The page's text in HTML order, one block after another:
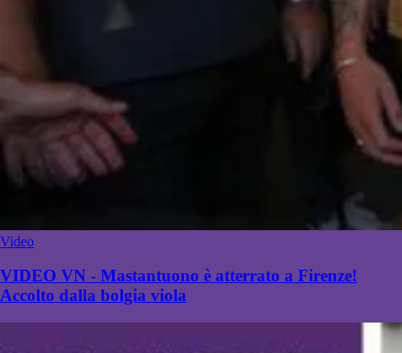
Video
VIDEO VN - Mastantuono è atterrato a Firenze!
Accolto dalla bolgia viola